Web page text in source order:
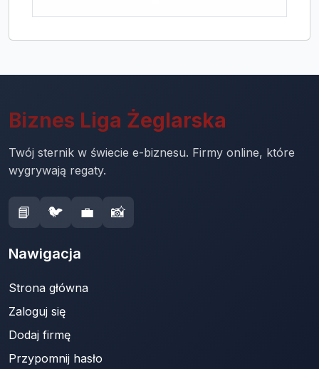
Biznes Liga Żeglarska
Twój sternik w świecie e-biznesu. Firmy online, które
wygrywają regaty.
📘 🐦 💼 📸
Nawigacja
Strona główna
Zaloguj się
Dodaj firmę
Przypomnij hasło